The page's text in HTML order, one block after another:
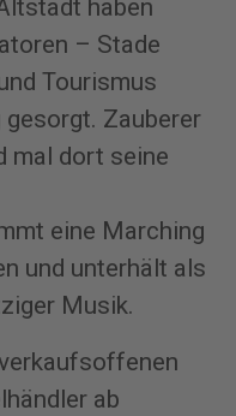
haben
– Stade
Tourismus
Zauberer
mal dort seine
eine Marching
und unterhält als
Musik.
ab